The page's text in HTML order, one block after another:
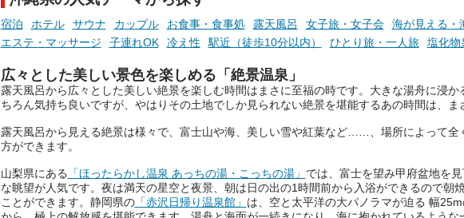
宿泊 ホテル サウナ カップル お食事・食事処 露天風呂 女子旅・女子会 海が見える・
エステ・マッサージ
子連れOK 冷え性 駅近（徒歩10分以内） ひとり旅・一人旅 塩化物
広々とした美しい景色を楽しめる「絶景温泉」
露天風呂から広々とした美しい絶景を楽しむ時間はまさに至福の時です。大きな湯舟に浸か
ちろん気持ち良いですが、やはりその土地でしか見られない絶景を堪能するあの時間は、ま
露天風呂から見える絶景は様々で、富士山や海、美しい雪や紅葉など……、場所によって全
方ができます。
山梨県にある 「ほったらかし温泉 あっちの湯・こっちの湯」 では、富士を望み甲府盆地を
な眺望が人気です。夜は満天の星空と夜景、朝は日の出の1時間前から入浴ができるので朝
ことができます。静岡県の「赤沢日帰り温泉館」 は、空と太平洋の大パノラマが迫る 幅